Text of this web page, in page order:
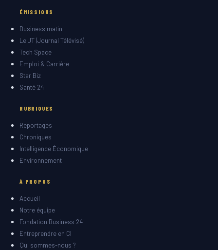
ÉMISSIONS
Business matin
Le JT (Journal Télévisé)
Tech Space
Emploi & Carrière
Star Biz
Santé 24
RUBRIQUES
Reportages
Chroniques
Intelligence Économique
Environnement
À PROPOS
Accueil
Notre équipe
Fondation Business 24
Entreprendre en CI
Qui sommes-nous ?